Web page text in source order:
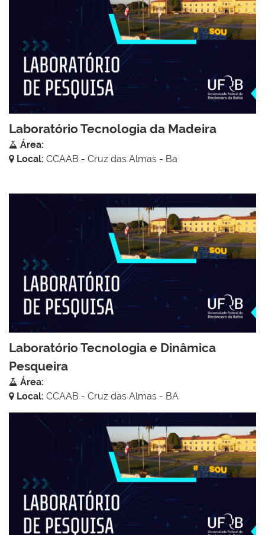
Laboratório Tecnologia da Madeira
Área:
Local: CCAAB - Cruz das Almas - Ba
Laboratório Tecnologia e Dinâmica
Pesqueira
Área:
Local: CCAAB - Cruz das Almas - BA